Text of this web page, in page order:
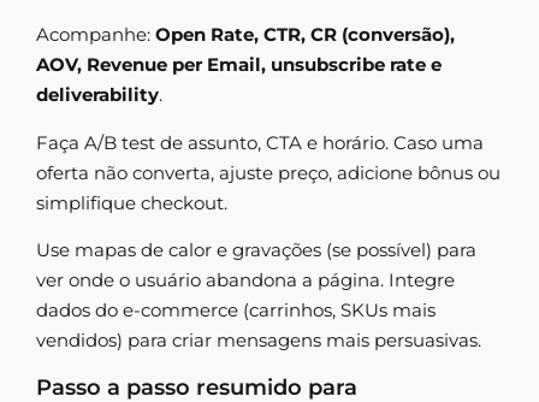
Acompanhe: Open Rate, CTR, CR (conversão),
AOV, Revenue per Email, unsubscribe rate e
deliverability.
Faça A/B test de assunto, CTA e horário. Caso uma
oferta não converta, ajuste preço, adicione bônus ou
simplifique checkout.
Use mapas de calor e gravações (se possível) para
ver onde o usuário abandona a página. Integre
dados do e-commerce (carrinhos, SKUs mais
vendidos) para criar mensagens mais persuasivas.
Passo a passo resumido para